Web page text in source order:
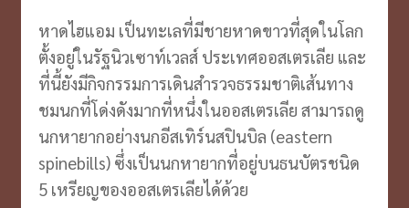
หาดไฮแอม เป็นทะเลที่มีชายหาดขาวที่สุดในโลก
ตั้งอยู่ในรัฐนิวเซาท์เวลส์ ประเทศออสเตรเลีย และ
ที่นี้ยังมีกิจกรรมการเดินสำรวจธรรมชาติเส้นทาง
ชมนกที่โด่งดังมากที่หนึ่งในออสเตรเลีย สามารถดู
นกหายากอย่างนกอีสเทิร์นสปินบิล (eastern
spinebills) ซึ่งเป็นนกหายากที่อยู่บนธนบัตรชนิด
5 เหรียญของออสเตรเลียได้ด้วย